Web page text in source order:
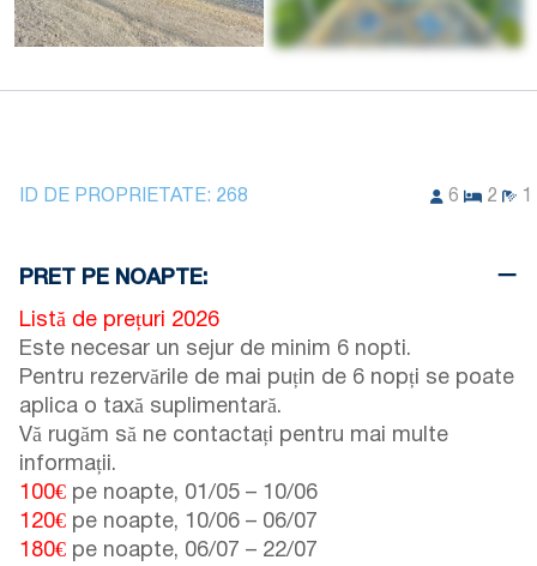
ID DE PROPRIETATE: 268 6 2
PRET PE NOAPTE:
Listă de prețuri 2026
Este necesar un sejur de minim 6 nopti.
Pentru rezervările de mai puțin de 6 nopți se poate
aplica o taxă suplimentară.
Vă rugăm să ne contactați pentru mai multe
informații.
100€ pe noapte, 01/05 – 10/06
120€ pe noapte, 10/06 – 06/07
180€ pe noapte, 06/07 – 22/07